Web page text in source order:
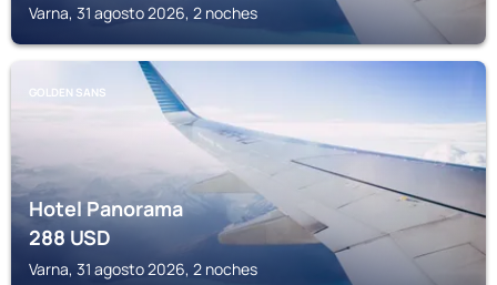
Varna, 31 agosto 2026, 2 noches
GOLDEN SANS
Hotel Panorama
288USD
Varna, 31 agosto 2026, 2 noches